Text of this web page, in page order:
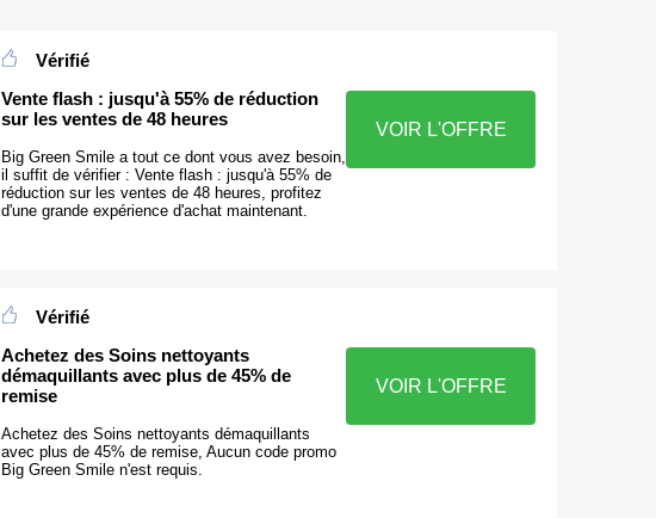
Vérifié
Vente flash : jusqu'à 55% de réduction
sur les ventes de 48 heures
Big Green Smile a tout ce dont vous avez besoin,
il suffit de vérifier : Vente flash : jusqu'à 55% de
réduction sur les ventes de 48 heures, profitez
d'une grande expérience d'achat maintenant.
VOIR L'OFFRE
Vérifié
Achetez des Soins nettoyants
démaquillants avec plus de 45% de
remise
Achetez des Soins nettoyants démaquillants
avec plus de 45% de remise, Aucun code promo
Big Green Smile n'est requis.
VOIR L'OFFRE